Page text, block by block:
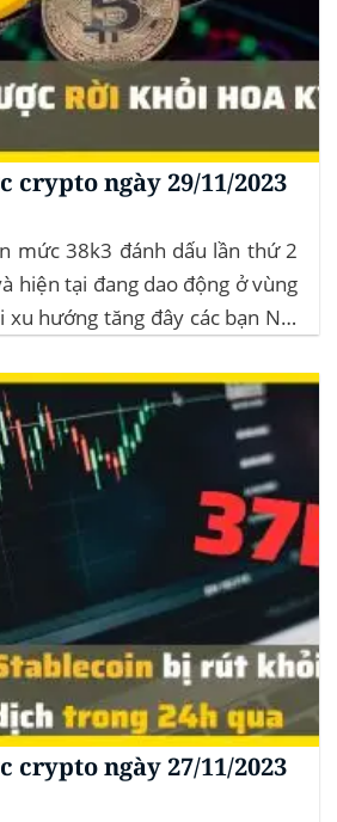
crypto ngày 29/11/2023
mức 38k3 đánh dấu lần thứ 2
hiện tại đang dao động ở vùng
xu hướng tăng đây các bạn Nội
crypto ngày 27/11/2023